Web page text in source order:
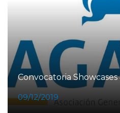
Convocatoria
09/12/2019